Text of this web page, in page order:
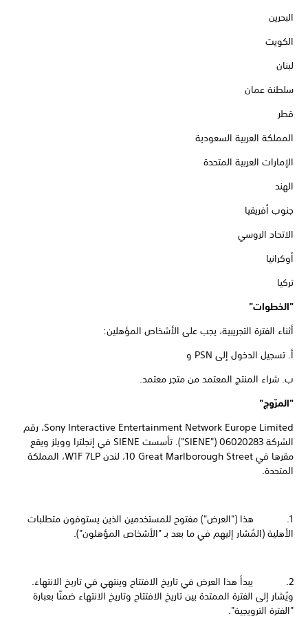
البحرين
الكويت
لبنان
سلطنة عمان
قطر
المملكة العربية السعودية
الإمارات العربية المتحدة
الهند
جنوب أفريقيا
الاتحاد الروسي
أوكرانيا
تركيا
"الخطوات"
أثناء الفترة التجريبية، يجب على الأشخاص المؤهلين:
أ. تسجيل الدخول إلى PSN و
ب. شراء المنتج المعتمد من متجر معتمد.
"المرّوج"
Sony Interactive Entertainment Network Europe Limited، رقم
الشركة 06020283 ("SIENE"). تأسست SIENE في إنجلترا وويلز ويقع
مقرها في ‎10 Great Marlborough Street، لندن W1F 7LP، المملكة
المتحدة.
1. هذا ("العرض") مفتوح للمستخدمين الذين يستوفون متطلبات
الأهلية (المُشار إليهم في ما بعد بـ "الأشخاص المؤهلون").
2. يبدأ هذا العرض في تاريخ الافتتاح وينتهي في تاريخ الانتهاء.
ويُشار إلى الفترة الممتدة بين تاريخ الافتتاح وتاريخ الانتهاء ضمنًا بعبارة
"الفترة الترويجية".